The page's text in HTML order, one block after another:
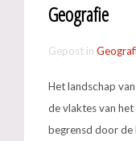
Geografie
Gepost in
Het landschap
de vlaktes van
begrensd door de